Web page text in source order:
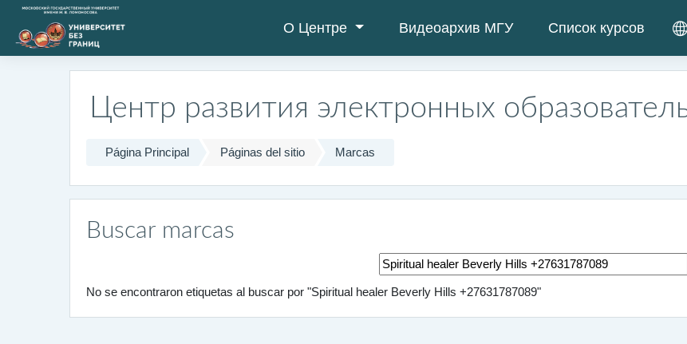
О Центре Видеоархив МГУ Список курсов
Salta al contenido principal
Центр развития электронных
Página Principal Páginas del sitio Marcas
Buscar marcas
Buscar marcas
No se encontraron etiquetas al buscar por "Spiritual healer Beverly Hills +27631787089"